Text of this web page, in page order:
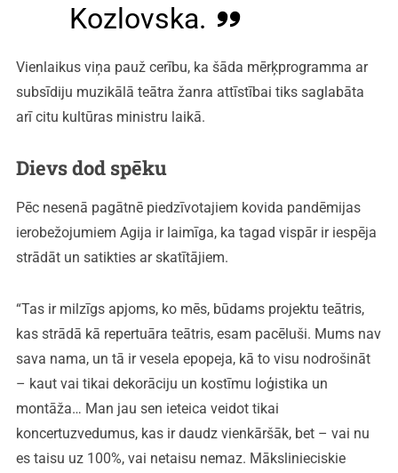
Kozlovska.
Vienlaikus viņa pauž cerību, ka šāda mērķprogramma ar
subsīdiju muzikālā teātra žanra attīstībai tiks saglabāta
arī citu kultūras ministru laikā.
Dievs dod spēku
Pēc nesenā pagātnē piedzīvotajiem kovida pandēmijas
ierobežojumiem Agija ir laimīga, ka tagad vispār ir iespēja
strādāt un satikties ar skatītājiem.
“Tas ir milzīgs apjoms, ko mēs, būdams projektu teātris,
kas strādā kā repertuāra teātris, esam pacēluši. Mums nav
sava nama, un tā ir vesela epopeja, kā to visu nodrošināt
– kaut vai tikai dekorāciju un kostīmu loģistika un
montāža… Man jau sen ieteica veidot tikai
koncertuzvedumus, kas ir daudz vienkāršāk, bet – vai nu
es taisu uz 100%, vai netaisu nemaz. Mākslinieciskie